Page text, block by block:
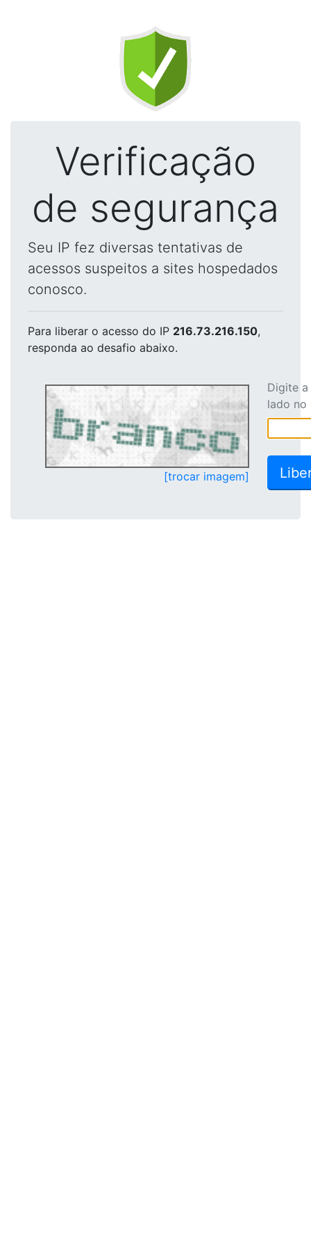
Verificação
de segurança
Seu IP fez diversas tentativas de
acessos suspeitos a sites hospedados
conosco.
Para liberar o acesso do IP 216.73.216.150,
responda ao desafio abaixo.
[trocar imagem]
Digite
lado no